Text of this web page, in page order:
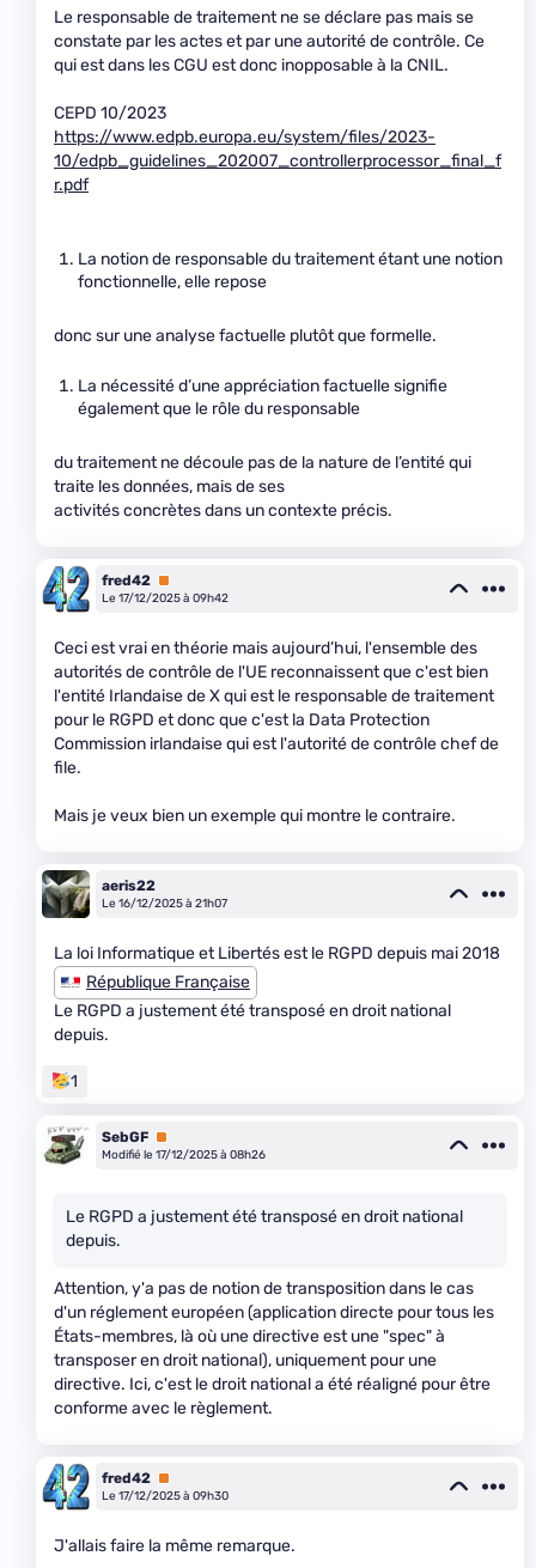
Le responsable de traitement ne se déclare pas mais se
constate par les actes et par une autorité de contrôle. Ce
qui est dans les CGU est donc inopposable à la CNIL.
CEPD 10/2023
https://www.edpb.europa.eu/system/files/2023-
10/edpb_guidelines_202007_controllerprocessor_final_f
r.pdf
La notion de responsable du traitement étant une notion
fonctionnelle, elle repose
donc sur une analyse factuelle plutôt que formelle.
La nécessité d’une appréciation factuelle signifie
également que le rôle du responsable
du traitement ne découle pas de la nature de l’entité qui
traite les données, mais de ses
activités concrètes dans un contexte précis.
fred42 Premium
Le 17/12/2025 à 09h42
Ceci est vrai en théorie mais aujourd’hui, l'ensemble des
autorités de contrôle de l'UE reconnaissent que c'est bien
l'entité Irlandaise de X qui est le responsable de traitement
pour le RGPD et donc que c'est la Data Protection
Commission irlandaise qui est l'autorité de contrôle chef de
file.
Mais je veux bien un exemple qui montre le contraire.
aeris22
Le 16/12/2025 à 21h07
La loi Informatique et Libertés est le RGPD depuis mai 2018
République Française
Le RGPD a justement été transposé en droit national
depuis.
1
SebGF Premium
Modifié le 17/12/2025 à 08h26
Le RGPD a justement été transposé en droit national
depuis.
Attention, y'a pas de notion de transposition dans le cas
d'un réglement européen (application directe pour tous les
États-membres, là où une directive est une "spec" à
transposer en droit national), uniquement pour une
directive. Ici, c'est le droit national a été réaligné pour être
conforme avec le règlement.
fred42 Premium
Le 17/12/2025 à 09h30
J'allais faire la même remarque.